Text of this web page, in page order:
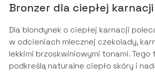
Bronzer dla ciepłej karnacji
Dla blondynek o ciepłej karnacji
w odcieniach mlecznej czekolady,
lekkimi brzoskwiniowymi tonami.
podkreślą naturalne ciepło skóry i